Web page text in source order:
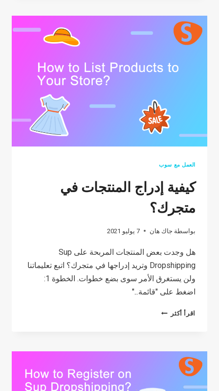
التصوير
الفوتوغرافي؟
العمل مع سوب
كيفية إدراج المنتجات في
متجرك؟
بواسطة جاك هان 7 يوليو 2021
هل وجدت بعض المنتجات المربحة على Sup
Dropshipping وتريد إدراجها في متجرك؟ اتبع تعليماتنا
ولن يستغرق الأمر سوى بضع خطوات. الخطوة 1:
اضغط على "قائمة..."
اقرأ أكثر
كيفية
في